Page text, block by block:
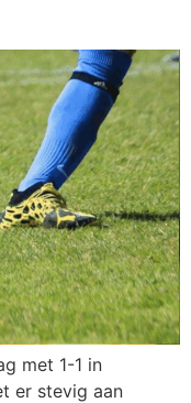
met 1-1 in
er stevig aan